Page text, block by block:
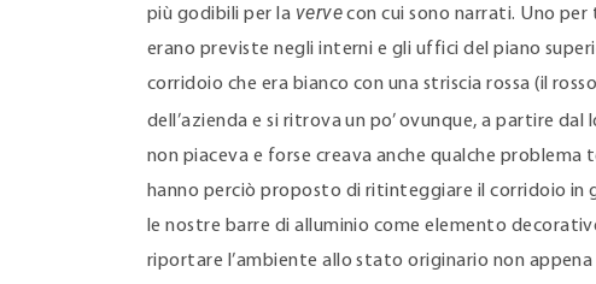
più godibili per la vervecon cui sono narrati. Uno per
erano previste negli interni e gli uffici del piano
corridoio che era bianco con una striscia rossa (il
dell’azienda e si ritrova un po’ ovunque, a partire dal
non piaceva e forse creava anche qualche problema
hanno perciò proposto di ritinteggiare il corridoio in
le nostre barre di alluminio come elemento
riportare l’ambiente allo stato originario non